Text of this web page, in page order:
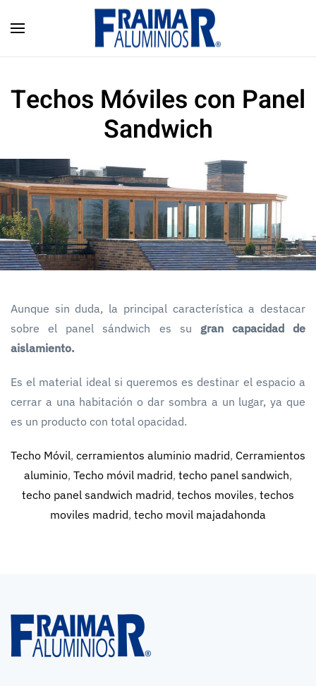
Skip to main content
Techos Móviles con Panel
Sandwich
Aunque sin duda, la principal característica a destacar
sobre el panel sándwich es su gran capacidad de
aislamiento.
Es el material ideal si queremos es destinar el espacio a
cerrar a una habitación o dar sombra a un lugar, ya que
es un producto con total opacidad.
Techo Móvil, cerramientos aluminio madrid, Cerramientos
aluminio, Techo móvil madrid, techo panel sandwich,
techo panel sandwich madrid, techos moviles, techos
moviles madrid, techo movil majadahonda